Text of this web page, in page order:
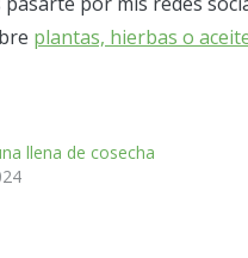
plantas, hierbas o
llena de cosecha